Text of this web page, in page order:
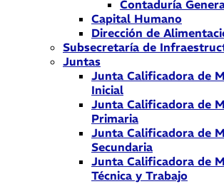
Contaduría
Capital Humano
Dirección de
Subsecretaría de
Juntas
Junta Calificadora de
Inicial
Junta Calificadora de
Primaria
Junta Calificadora de
Secundaria
Junta Calificadora de
Técnica y Trabajo